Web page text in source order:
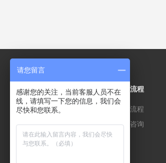
关于
关于我们
加入我们
员工查询
操作流程
注册流程
使用咨询
请您留言
感谢您的关注，当前客服人员不在
线，请填写一下您的信息，我们会
尽快和您联系。